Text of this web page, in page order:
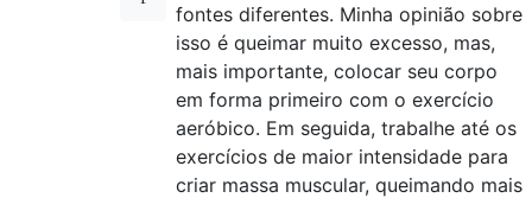
fontes diferentes. Minha opinião sobre
isso é queimar muito excesso, mas,
mais importante, colocar seu corpo
em forma primeiro com o exercício
aeróbico. Em seguida, trabalhe até os
exercícios de maior intensidade para
criar massa muscular, queimando mais